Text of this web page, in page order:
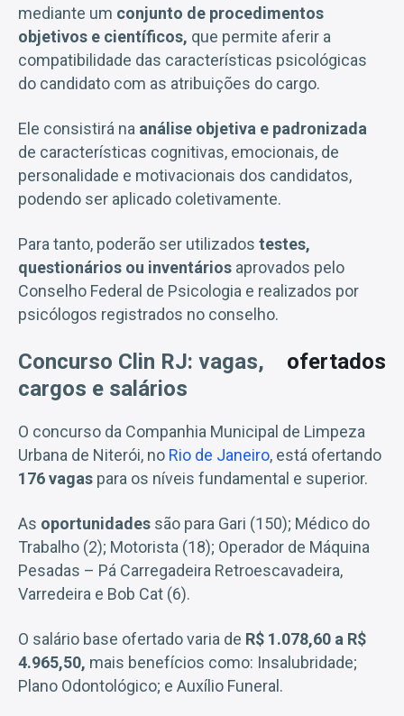
mediante um conjunto de procedimentos
objetivos e científicos, que permite aferir a
compatibilidade das características psicológicas
do candidato com as atribuições do cargo.
Ele consistirá na análise objetiva e padronizada
de características cognitivas, emocionais, de
personalidade e motivacionais dos candidatos,
podendo ser aplicado coletivamente.
Para tanto, poderão ser utilizados testes,
questionários ou inventários aprovados pelo
Conselho Federal de Psicologia e realizados por
psicólogos registrados no conselho.
Concurso Clin RJ: vagas,
cargos e salários
ofertados
O concurso da Companhia Municipal de Limpeza
Urbana de Niterói, no Rio de Janeiro, está ofertando
176 vagas para os níveis fundamental e superior.
As oportunidades são para Gari (150); Médico do
Trabalho (2); Motorista (18); Operador de Máquina
Pesadas – Pá Carregadeira Retroescavadeira,
Varredeira e Bob Cat (6).
O salário base ofertado varia de R$ 1.078,60 a R$
4.965,50, mais benefícios como: Insalubridade;
Plano Odontológico; e Auxílio Funeral.